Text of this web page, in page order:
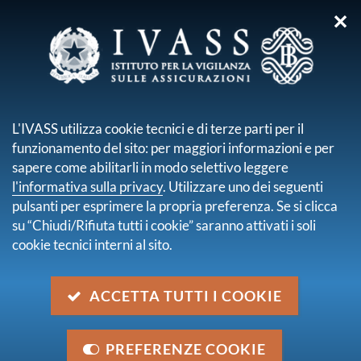
sei qui:
ALTRE
PUBBLICAZIONI
La sezione include resoconti su indagini conoscitive
svolte dall’IVASS sui temi rilevanti per la tutela del
consumatore e sui prodotti assicurativi, commenti e
analisi su tematiche di vigilanza o contabili.
Ultime pubblicazioni
✕
L'IVASS utilizza cookie tecnici e di terze parti per il
funzionamento del sito: per maggiori informazioni e per
sapere come abilitarli in modo selettivo leggere
l'informativa sulla privacy. Utilizzare uno dei seguenti
pulsanti per esprimere la propria preferenza. Se si clicca
su “Chiudi/Rifiuta tutti i cookie” saranno attivati i soli
cookie tecnici interni al sito.
ACCETTA TUTTI I COOKIE
PREFERENZE COOKIE